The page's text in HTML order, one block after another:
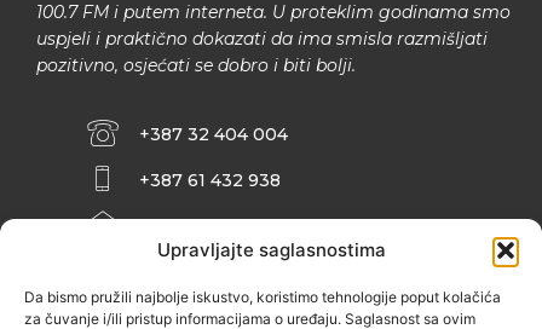
Upravljajte saglasnostima
Da bismo pružili najbolje iskustvo, koristimo tehnologije poput kolačića
za čuvanje i/ili pristup informacijama o uređaju. Saglasnost sa ovim
100.7 FM i putem interneta. U proteklim godinama smo
uspjeli i praktično dokazati da ima smisla razmišljati
pozitivno, osjećati se dobro i biti bolji.
+387 32 404 004
+387 61 432 938
INFO@ZENIT.BA
ZENIČANKA, 3. SPRAT), 72000 ZENICA